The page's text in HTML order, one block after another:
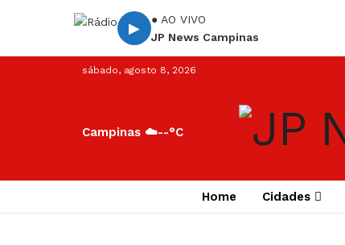
▶
● AO VIVO
JP News Campinas
sábado, agosto 8, 2026
Campinas ☁️--°C
Home Cidades